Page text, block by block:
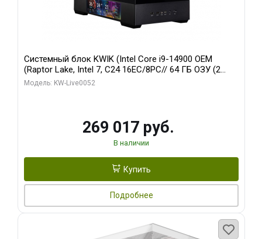
Системный блок KWIK (Intel Core i9-14900 OEM
(Raptor Lake, Intel 7, C24 16EC/8PC// 64 ГБ ОЗУ (2
модуля)/ Palit RTX5080 GAMINGPRO OC 16GB GDDR7
Модель: KW-Live0052
269 017 руб.
В наличии
Купить
Подробнее